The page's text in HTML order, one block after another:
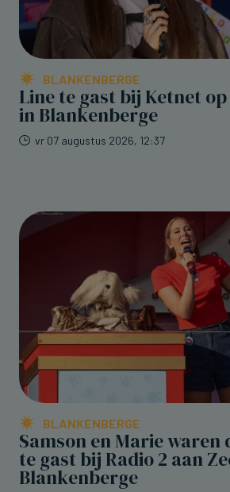
BLANKENBERGE
Line te gast bij Ketnet
in Blankenberge
vr 07 augustus 2026, 12:37
BLANKENBERGE
Samson en Marie waren
te gast bij Radio 2 aan
Blankenberge